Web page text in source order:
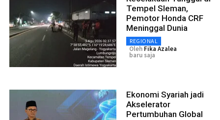
Tempel Sleman,
Pemotor Honda CRF
Meninggal Dunia
REGIONAL
Oleh Fika Azalea
baru saja
Ekonomi Syariah jadi
Akselerator
Pertumbuhan Global